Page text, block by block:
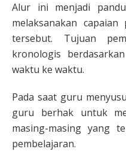
Alur ini menjadi
melaksanakan
tersebut. Tujuan
kronologis
waktu ke waktu.
Pada saat guru
guru berhak untuk
masing-masing yang
pembelajaran.